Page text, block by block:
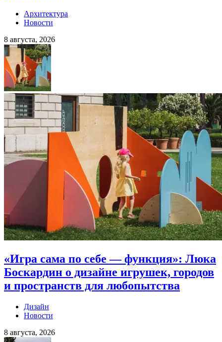
Архитектура
Новости
8 августа, 2026
«Игра сама по себе — функция»: Люка
Боскардин о дизайне игрушек, городов
и пространств для любопытства
Дизайн
Новости
8 августа, 2026